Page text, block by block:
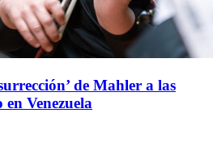
de Mahler a las
Venezuela